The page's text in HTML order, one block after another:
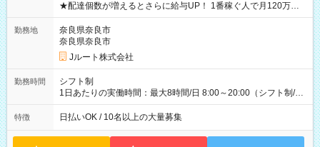
★配達個数が増えるとさらに給与UP！ 1番稼ぐ人で月120万ほ
ど！ ・主要都市エリア 月収55万円／週5日稼働 月収65万~112
万円／週6日稼働 ・地方郊外エリア 月収40万円／週5日稼働 月
収40万円~50万円／週6日稼働 ＜モデルイメージ＞ ■月収50万
円 (27歳男性/江東区在住)※元建築関係 1日150個配達×25日勤務
(日休み) ■月収80万円(43歳男性/墨田区在住)※元営業 1日200個
勤務地
奈良県奈良市
奈良県奈良市
Jルート株式会社
勤務時間
シフト制
1日あたりの実働時間：最大8時間/日 8:00～20:00（シフト制/実
働8時間） ※週5日勤務（場所次第では週4も有り） ※配達状況
によって時間外での勤務可能性有り ※案件により多少の前後あ
特徴 日払いOK / 10名以上の大量募集